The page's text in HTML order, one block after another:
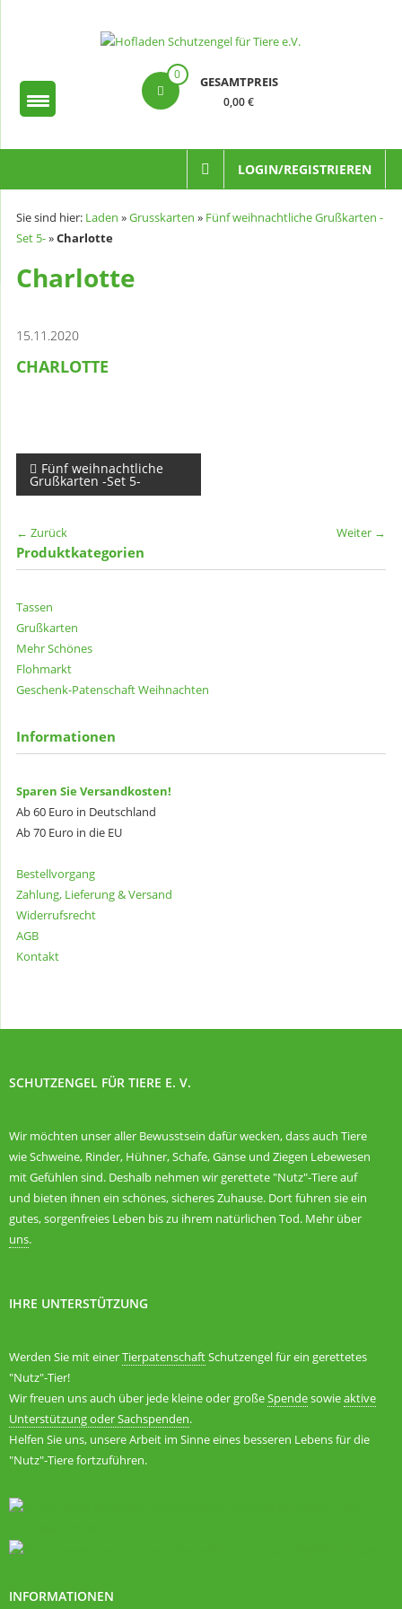
Schutzengel
e.V.
0 GESAMTPREIS
0,00 €
LOGIN/REGISTRIEREN
Sie sind hier: Laden »Grusskarten » Fünf weihnachtliche Grußkarten -
Set 5-»Charlotte
Charlotte
15.11.2020
CHARLOTTE
Beitragsnavigation
Fünf weihnachtliche
Grußkarten -Set 5-
← Zurück Weiter →
Produktkategorien
Tassen
Grußkarten
Mehr Schönes
Flohmarkt
Geschenk-PatenschaftWeihnachten
Informationen
Sparen Sie Versandkosten!
Ab 60 Euro in Deutschland
Ab 70 Euro in die EU
Bestellvorgang
Zahlung, Lieferung & Versand
Widerrufsrecht
AGB
Kontakt
SCHUTZENGEL FÜR TIERE E. V.
Wir möchten unser aller Bewusstsein dafür wecken, dass auch Tiere
wie Schweine, Rinder, Hühner, Schafe, Gänse und Ziegen Lebewesen
mit Gefühlen sind. Deshalb nehmen wir gerettete "Nutz"-Tiere auf
und bieten ihnen ein schönes, sicheres Zuhause. Dort führen sie ein
gutes, sorgenfreies Leben bis zu ihrem natürlichen Tod. Mehr über
uns.
IHRE UNTERSTÜTZUNG
Werden Sie mit einerTierpatenschaftSchutzengel für ein gerettetes
"Nutz"-Tier!
Wir freuen uns auch über jede kleine oder großeSpendesowieaktive
Unterstützung oder Sachspenden.
Helfen Sie uns, unsere Arbeit im Sinne eines besseren Lebens für die
"Nutz"-Tiere fortzuführen.
INFORMATIONEN